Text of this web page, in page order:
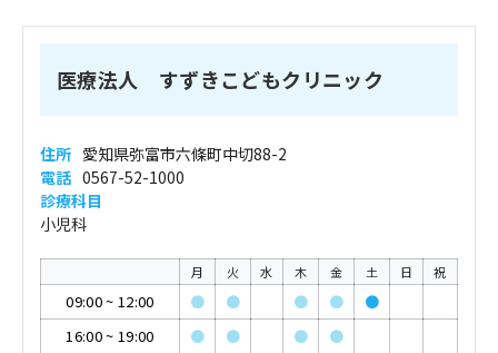
医療法人 すずきこどもクリニック
住所 愛知県弥富市六條町中切88-2
電話 0567-52-1000
診療科目
小児科
月 火 水 木 金 土 日 祝
09:00~ 12:00 ● ● ● ●
●
16:00~ 19:00 ● ● ● ●